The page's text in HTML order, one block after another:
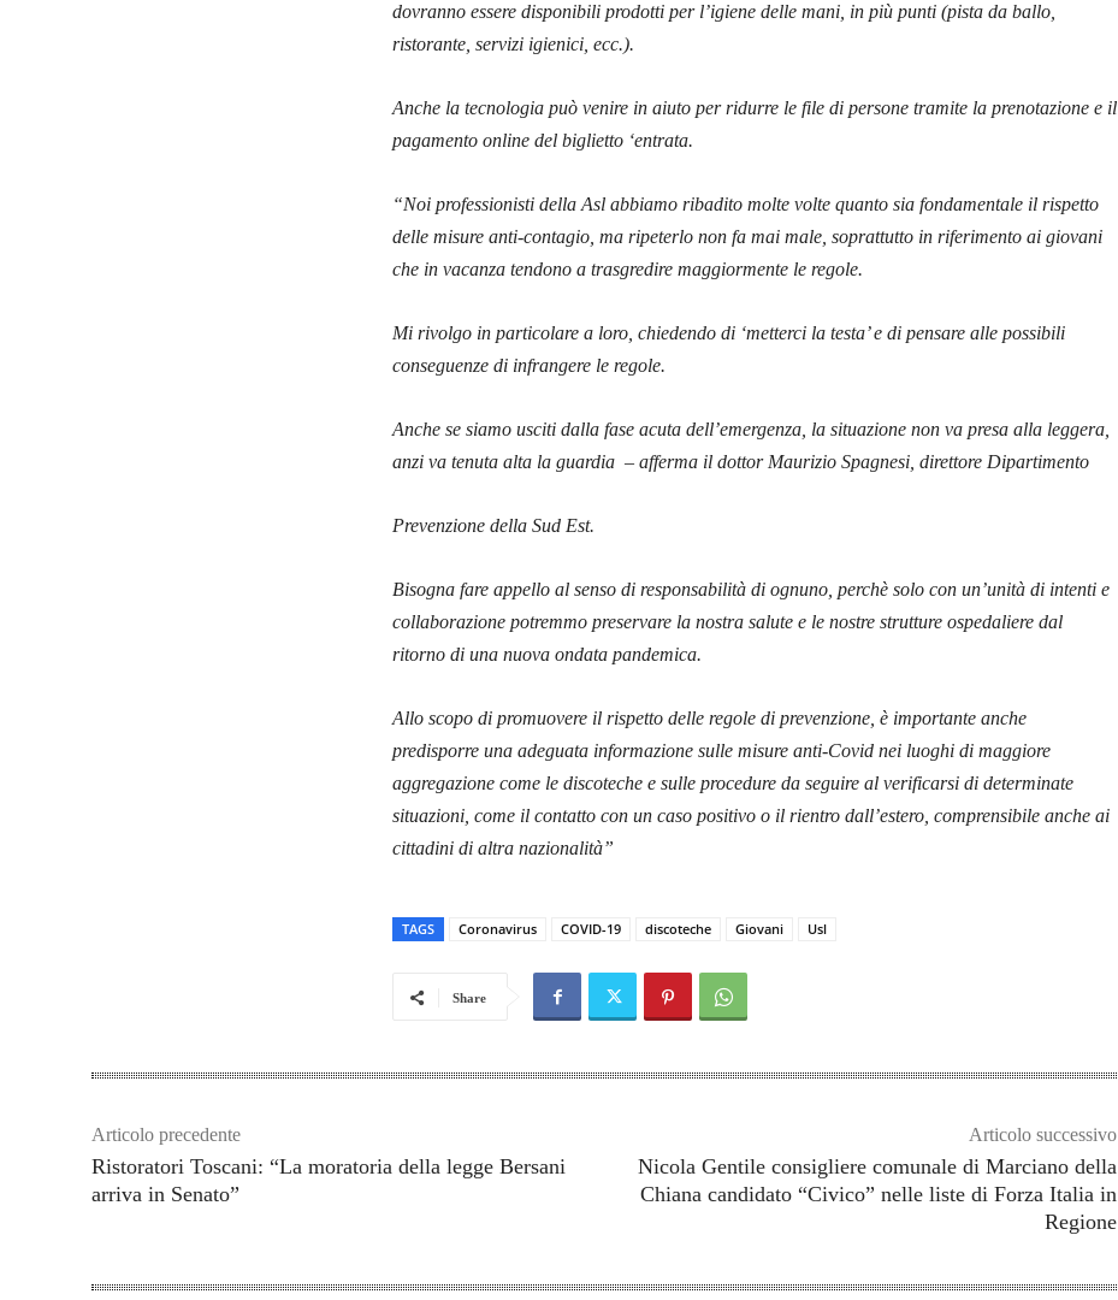
dovranno essere disponibili prodotti per l’igiene delle mani, in più punti (pista da ballo,
ristorante, servizi igienici, ecc.).
Anche la tecnologia può venire in aiuto per ridurre le file di persone tramite la prenotazione e il
pagamento online del biglietto ‘entrata.
“Noi professionisti della Asl abbiamo ribadito molte volte quanto sia fondamentale il rispetto
delle misure anti-contagio, ma ripeterlo non fa mai male, soprattutto in riferimento ai giovani
che in vacanza tendono a trasgredire maggiormente le regole.
Mi rivolgo in particolare a loro, chiedendo di ‘metterci la testa’ e di pensare alle possibili
conseguenze di infrangere le regole.
Anche se siamo usciti dalla fase acuta dell’emergenza, la situazione non va presa alla leggera,
anzi va tenuta alta la guardia – afferma il dottor Maurizio Spagnesi, direttore Dipartimento
Prevenzione della Sud Est.
Bisogna fare appello al senso di responsabilità di ognuno, perchè solo con un’unità di intenti e
collaborazione potremmo preservare la nostra salute e le nostre strutture ospedaliere dal
ritorno di una nuova ondata pandemica.
Allo scopo di promuovere il rispetto delle regole di prevenzione, è importante anche
predisporre una adeguata informazione sulle misure anti-Covid nei luoghi di maggiore
aggregazione come le discoteche e sulle procedure da seguire al verificarsi di determinate
situazioni, come il contatto con un caso positivo o il rientro dall’estero, comprensibile anche ai
cittadini di altra nazionalità”
TAGS Coronavirus COVID-19 discoteche Giovani Usl
Share
Articolo precedente
Ristoratori Toscani: “La moratoria della legge Bersani
arriva in Senato”
Articolo successivo
Nicola Gentile consigliere comunale di Marciano della
Chiana candidato “Civico” nelle liste di Forza Italia in
Regione